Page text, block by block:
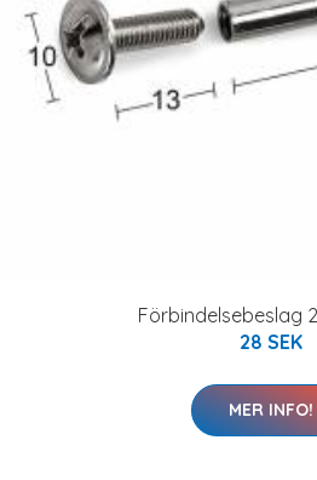
Förbindelsebeslag
28 SEK
MER INFO!